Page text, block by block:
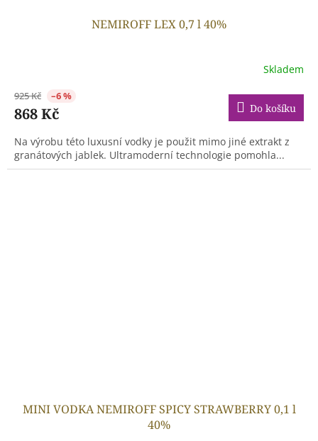
NEMIROFF LEX 0,7 l 40%
Skladem
925 Kč –6 %
868 Kč Do košíku
Na výrobu této luxusní vodky je použit mimo jiné extrakt z
granátových jablek. Ultramoderní technologie pomohla...
MINI VODKA NEMIROFF SPICY STRAWBERRY 0,1 l
40%